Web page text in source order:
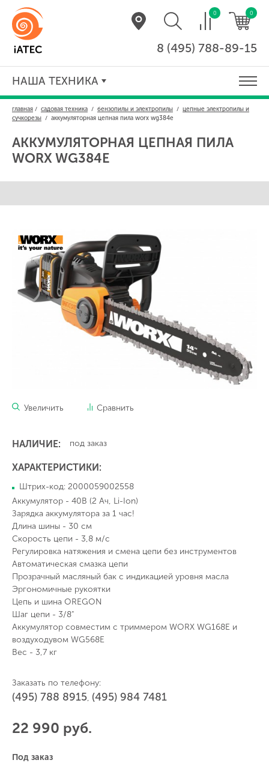
0 0
8 (495) 788-89-15
НАША ТЕХНИКА
главная / садовая техника / бензопилы и электропилы / цепные электропилы и
сучкорезы / аккумуляторная цепная пила worx wg384e
АККУМУЛЯТОРНАЯ ЦЕПНАЯ ПИЛА
WORX WG384E
Увеличить Сравнить
НАЛИЧИЕ: под заказ
ХАРАКТЕРИСТИКИ:
Штрих-код: 2000059002558
Аккумулятор - 40В (2 Ач, Li-Ion)
Зарядка аккумулятора за 1 час!
Длина шины - 30 см
Скорость цепи - 3,8 м/с
Регулировка натяжения и смена цепи без инструментов
Автоматическая смазка цепи
Прозрачный масляный бак с индикацией уровня масла
Эргономичные рукоятки
Цепь и шина OREGON
Шаг цепи - 3/8"
Аккумулятор совместим с триммером WORX WG168E и
воздуходувом WG568E
Вес - 3,7 кг
Заказать по телефону:
(495) 788 8915, (495) 984 7481
22 990 руб.
Под заказ